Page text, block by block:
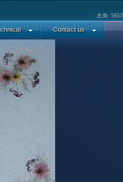
Contact us
ㆍ조회: 5853
으며, 반투명 제품입니다.